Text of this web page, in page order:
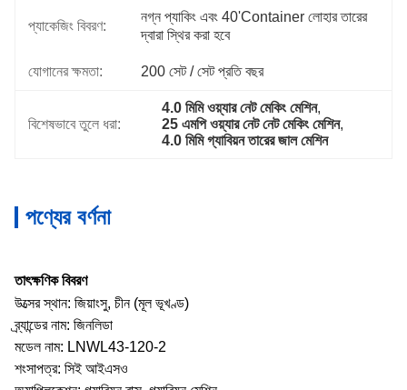
প্যাকেজিং বিবরণ:
নগ্ন প্যাকিং এবং 40'container লোহার তারের
দ্বারা স্থির করা হবে
যোগানের ক্ষমতা: 200 সেট / সেট প্রতি বছর
বিশেষভাবে তুলে ধরা:
4.0 মিমি ওয়্যার নেট মেকিং মেশিন,
25 এমপি ওয়্যার নেট নেট মেকিং মেশিন,
4.0 মিমি গ্যাবিয়ন তারের জাল মেশিন
পণ্যের বর্ণনা
তাৎক্ষণিক বিবরণ
উত্সের স্থান: জিয়াংসু, চীন (মূল ভূখণ্ড)
ব্র্যান্ডের নাম: জিনলিডা
মডেল নাম: LNWL43-120-2
শংসাপত্র: সিই আইএসও